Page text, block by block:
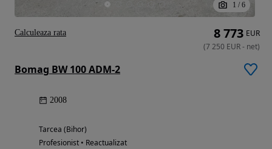
1 / 6
Bomag BW 100 ADM-2
2008
Tarcea (Bihor)
Profesionist • Reactualizat
8 773 EUR
(7 250 EUR- net)
Calculeaza rata